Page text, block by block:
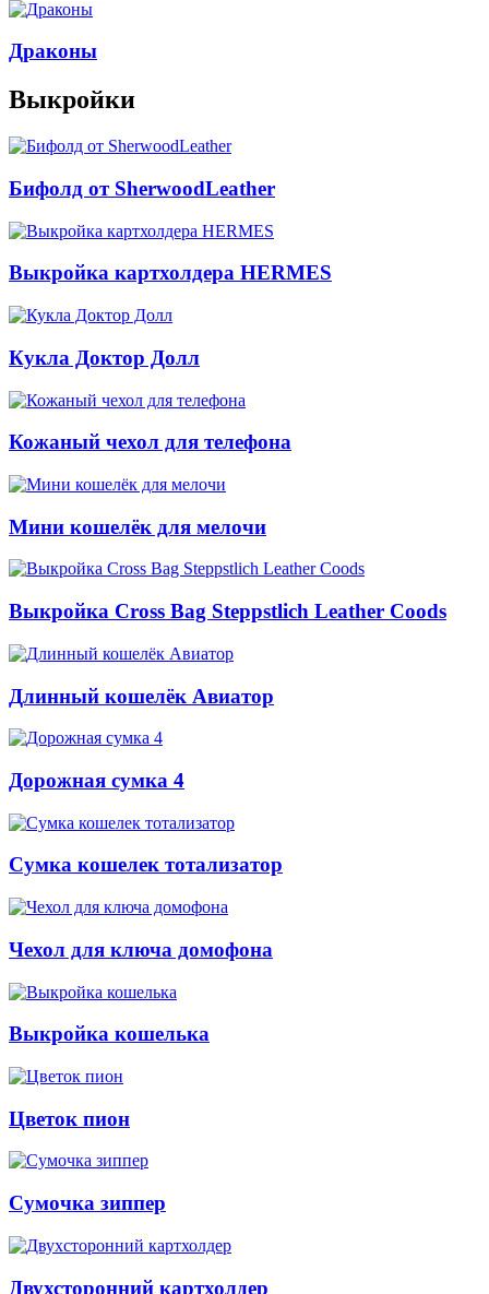
Драконы
Выкройки
Бифолд от SherwoodLeather
Выкройка картхолдера HERMES
Кукла Доктор Долл
Кожаный чехол для телефона
Мини кошелёк для мелочи
Выкройка Cross Bag Steppstlich Leather Coods
Длинный кошелёк Авиатор
Дорожная сумка 4
Сумка кошелек тотализатор
Чехол для ключа домофона
Выкройка кошелька
Цветок пион
Сумочка зиппер
Двухсторонний картхолдер